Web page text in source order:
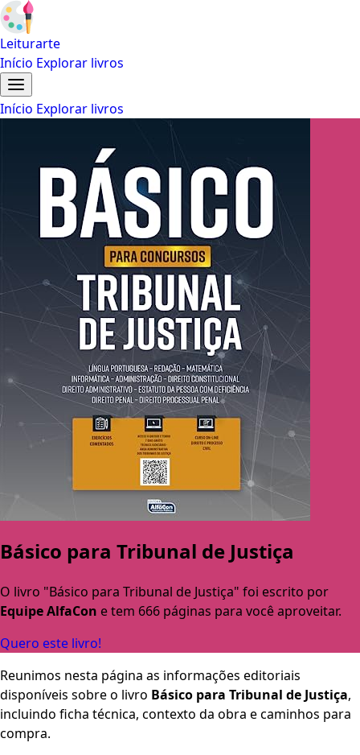
Leiturarte
Início Explorar livros
Início Explorar livros
Básico para Tribunal de Justiça
O livro "Básico para Tribunal de Justiça" foi escrito por
Equipe AlfaCon e tem 666 páginas para você aproveitar.
Quero este livro!
Reunimos nesta página as informações editoriais
disponíveis sobre o livro Básico para Tribunal de Justiça,
incluindo ficha técnica, contexto da obra e caminhos para
compra.